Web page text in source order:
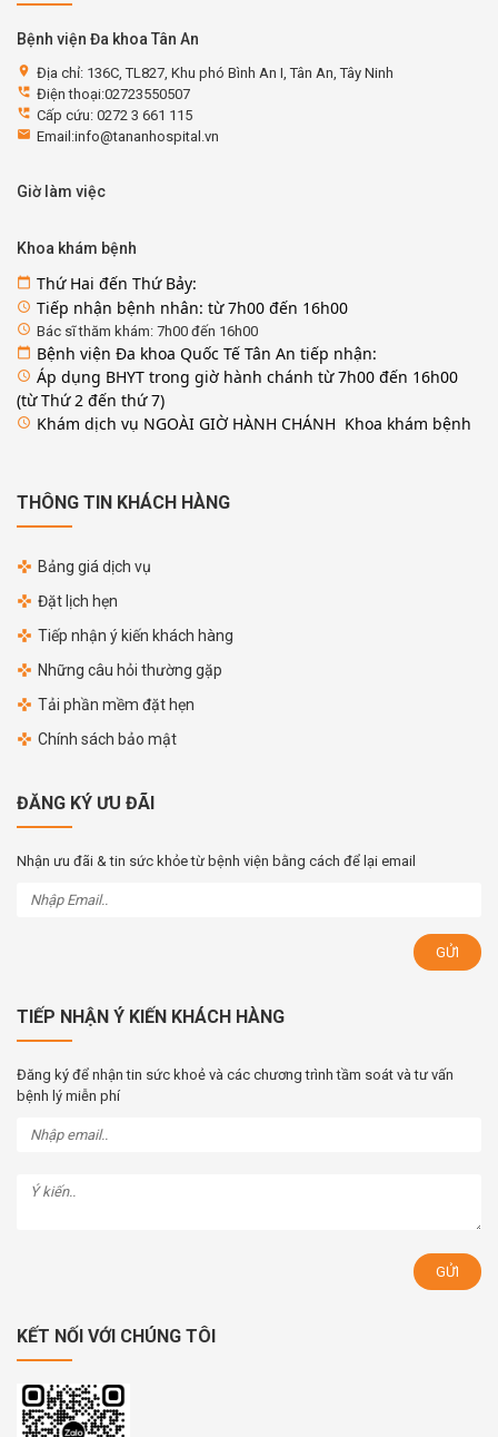
Bệnh viện Đa khoa Tân An
location_on Địa chỉ: 136C, TL827, Khu phó Bình An I, Tân An, Tây Ninh
perm_phone_msg Điện thoại:02723550507
perm_phone_msg Cấp cứu: 0272 3 661 115
email Email:info@tananhospital.vn
Giờ làm việc
Khoa khám bệnh
calendar_today Thứ Hai đến Thứ Bảy:
access_time Tiếp nhận bệnh nhân: từ 7h00 đến 16h00
access_time Bác sĩ thăm khám: 7h00 đến 16h00
calendar_today Bệnh viện Đa khoa Quốc Tế Tân An tiếp nhận:
access_time Áp dụng BHYT trong giờ hành chánh từ 7h00 đến 16h00
(từ Thứ 2 đến thứ 7)
access_time Khám dịch vụ NGOÀI GIỜ HÀNH CHÁNH Khoa khám bệnh
THÔNG TIN KHÁCH HÀNG
Bảng giá dịch vụ
Đặt lịch hẹn
Tiếp nhận ý kiến khách hàng
Những câu hỏi thường gặp
Tải phần mềm đặt hẹn
Chính sách bảo mật
ĐĂNG KÝ ƯU ĐÃI
Nhận ưu đãi & tin sức khỏe từ bệnh viện bằng cách để lại email
TIẾP NHẬN Ý KIẾN KHÁCH HÀNG
Đăng ký để nhận tin sức khoẻ và các chương trình tầm soát và tư vấn
bệnh lý miễn phí
KẾT NỐI VỚI CHÚNG TÔI